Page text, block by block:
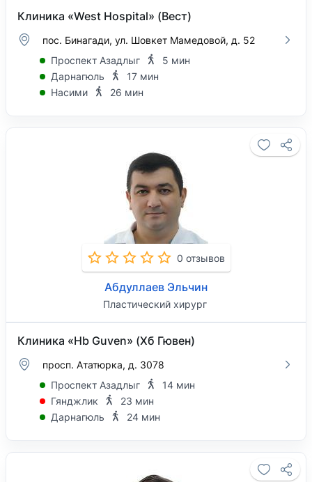
Клиника «West Hospital» (Вест)
пос. Бинагади, ул. Шовкет Мамедовой, д. 52
Проспект Азадлыг
5 мин
Дарнагюль
17 мин
Насими
26 мин
0 отзывов
Абдуллаев Эльчин
Пластический хирург
Клиника «Hb Guven» (Хб Гювен)
просп. Ататюрка, д. 3078
Проспект Азадлыг
14 мин
Гянджлик
23 мин
Дарнагюль
24 мин